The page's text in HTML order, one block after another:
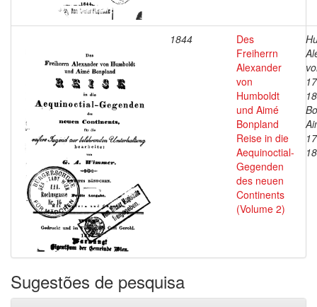
1844
Des
Freiherrn
Alexander
von
Humboldt
und Aimé
Bonpland
Reise in die
Aequinoctial-
Gegenden
des neuen
Continents
(Volume 2)
Sugestões de pesquisa